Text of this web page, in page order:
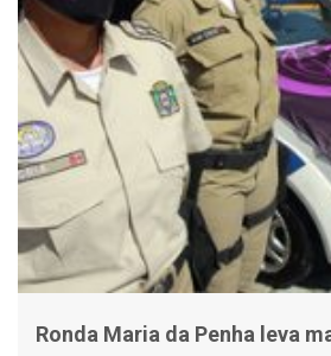
Ronda Maria da Penha leva